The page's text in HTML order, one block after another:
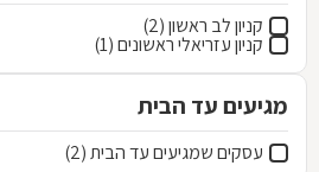
קניון לב ראשון (2)
קניון עזריאלי ראשונים (1)
מגיעים עד הבית
עסקים שמגיעים עד הבית (2)